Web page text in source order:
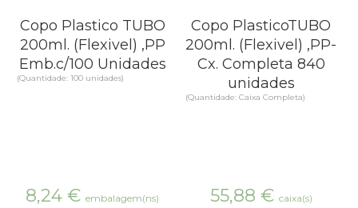
Copo Plastico TUBO
200ml. (Flexivel) ,PP
Emb.c/100 Unidades
(Quantidade: 100 unidades)
8,24 € embalagem(ns)
Copo PlasticoTUBO
200ml. (Flexivel) ,PP-
Cx. Completa 840
unidades
(Quantidade: Caixa Completa)
55,88 € caixa(s)